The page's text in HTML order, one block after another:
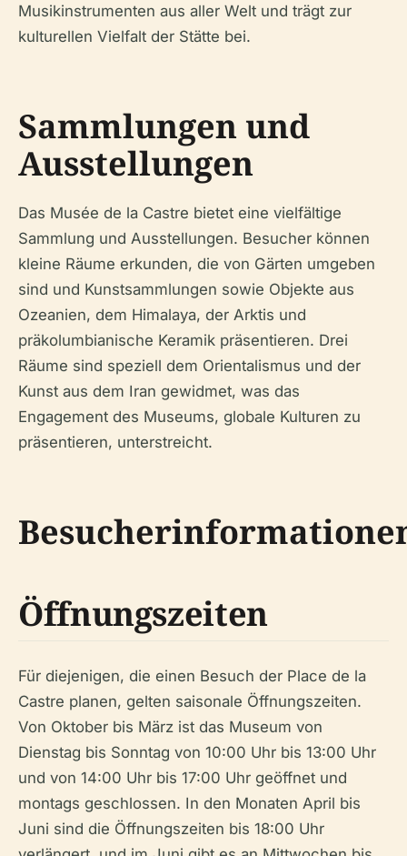
Musikinstrumenten aus aller Welt und trägt zur
kulturellen Vielfalt der Stätte bei.
Sammlungen und
Ausstellungen
Das Musée de la Castre bietet eine vielfältige
Sammlung und Ausstellungen. Besucher können
kleine Räume erkunden, die von Gärten umgeben
sind und Kunstsammlungen sowie Objekte aus
Ozeanien, dem Himalaya, der Arktis und
präkolumbianische Keramik präsentieren. Drei
Räume sind speziell dem Orientalismus und der
Kunst aus dem Iran gewidmet, was das
Engagement des Museums, globale Kulturen zu
präsentieren, unterstreicht.
Öffnungszeiten
Für diejenigen, die einen Besuch der Place de la
Castre planen, gelten saisonale Öffnungszeiten.
Von Oktober bis März ist das Museum von
Dienstag bis Sonntag von 10:00 Uhr bis 13:00 Uhr
und von 14:00 Uhr bis 17:00 Uhr geöffnet und
montags geschlossen. In den Monaten April bis
Juni sind die Öffnungszeiten bis 18:00 Uhr